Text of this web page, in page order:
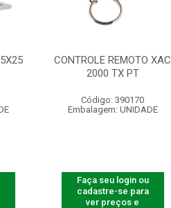
CONTROLE REMOTO XAC
2000 TX PT
Código: 390170
Embalagem: UNIDADE
Faça seu login ou
cadastre-se para
ver preços e